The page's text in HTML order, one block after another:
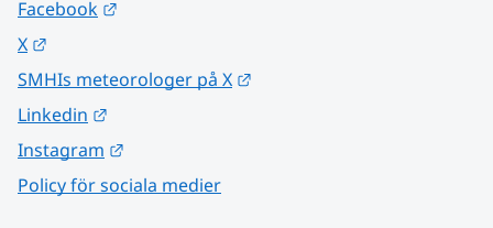
Facebook
X
SMHIs meteorologer på X
Linkedin
Instagram
Policy för sociala medier